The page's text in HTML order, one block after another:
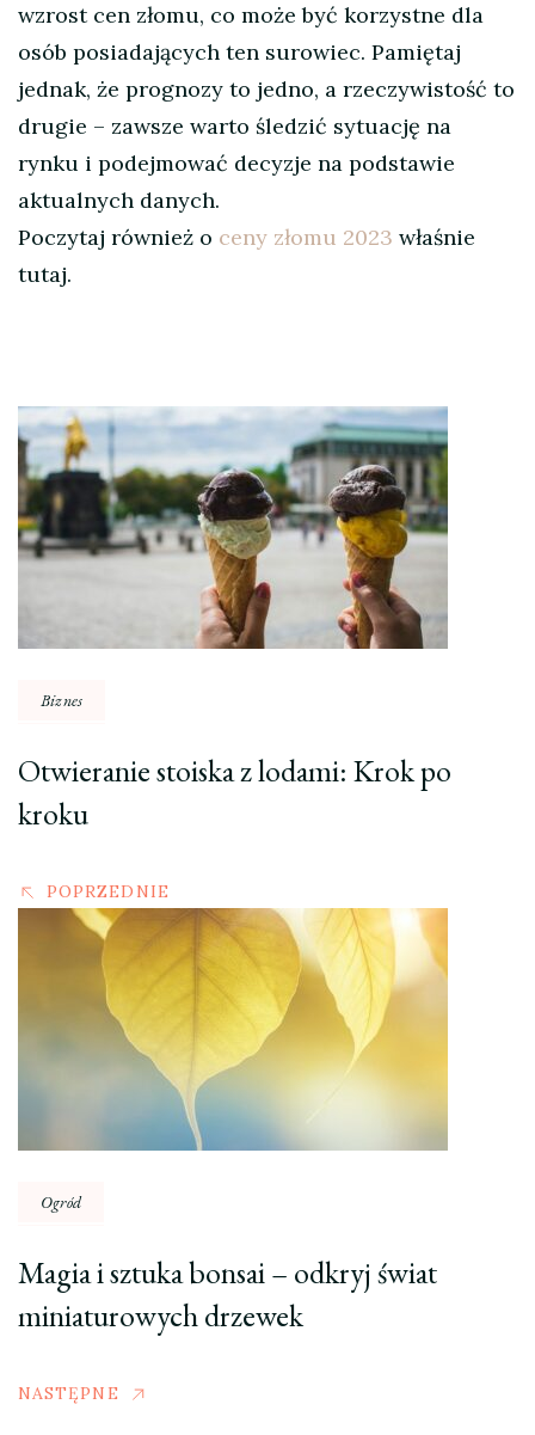
wzrost cen złomu, co może być korzystne dla
osób posiadających ten surowiec. Pamiętaj
jednak, że prognozy to jedno, a rzeczywistość to
drugie – zawsze warto śledzić sytuację na
rynku i podejmować decyzje na podstawie
aktualnych danych.
Poczytaj również o ceny złomu 2023 właśnie
tutaj.
Nawigacja
wpisu
Biznes
Otwieranie stoiska z lodami: Krok po
kroku
POPRZEDNIE
Ogród
Magia i sztuka bonsai – odkryj świat
miniaturowych drzewek
NASTĘPNE